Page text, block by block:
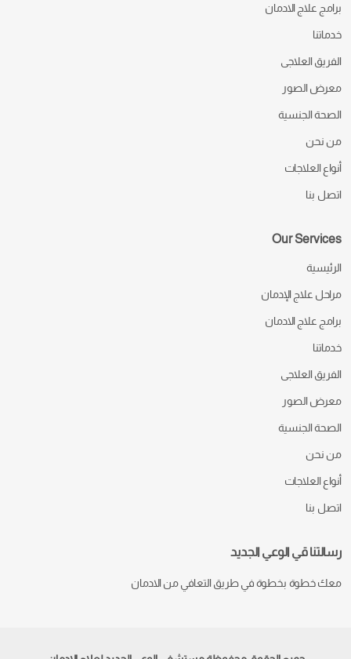
برامج علاج الادمان
خدماتنا
الفريق العلاجى
معرض الصور
الصحة الجنسية
من نحن
أنواع العلاجات
اتصل بنا
Our Services
الرئيسية
مراحل علاج الإدمان
برامج علاج الادمان
خدماتنا
الفريق العلاجى
معرض الصور
الصحة الجنسية
من نحن
أنواع العلاجات
اتصل بنا
رسالتنا قي الوعي الجديد
معك خطوة بخطوة في طريق التعافي من الادمان